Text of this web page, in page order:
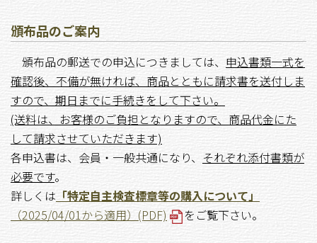
頒布品のご案内
頒布品の郵送での申込につきましては、 申込書類一式を
確認後、不備が無ければ、商品とともに請求書を送付しま
すので、期日までに手続きをして下さい。
(送料は、お客様のご負担となりますので、商品代金にた
して請求させていただきます)
各申込書は、会員・一般共通になり、 それぞれ添付書類が
必要です。
詳しくは 「特定自主検査標章等の購入について」
（2025/04/01から適用）(PDF)
をご覧下さい。